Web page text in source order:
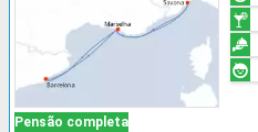
Pensão completa